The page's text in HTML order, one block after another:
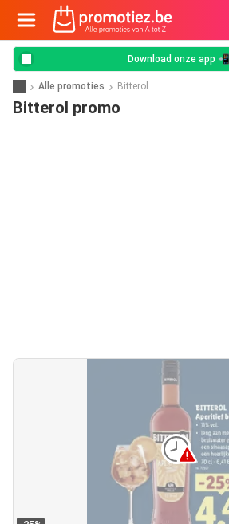
Download onze app 📲
Alle promoties Bitterol
Bitterol promo